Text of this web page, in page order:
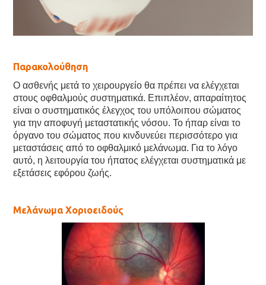
Παρακολούθηση
Ο ασθενής μετά το χειρουργείο θα πρέπει να ελέγχεται
στους οφθαλμούς συστηματικά. Επιπλέον, απαραίτητος
είναι ο συστηματικός έλεγχος του υπόλοιπου σώματος
για την αποφυγή μεταστατικής νόσου. Το ήπαρ είναι το
όργανο του σώματος που κινδυνεύει περισσότερο για
μεταστάσεις από το οφθαλμικό μελάνωμα. Για το λόγο
αυτό, η λειτουργία του ήπατος ελέγχεται συστηματικά με
εξετάσεις εφόρου ζωής.
Μελάνωμα Χοριοειδούς